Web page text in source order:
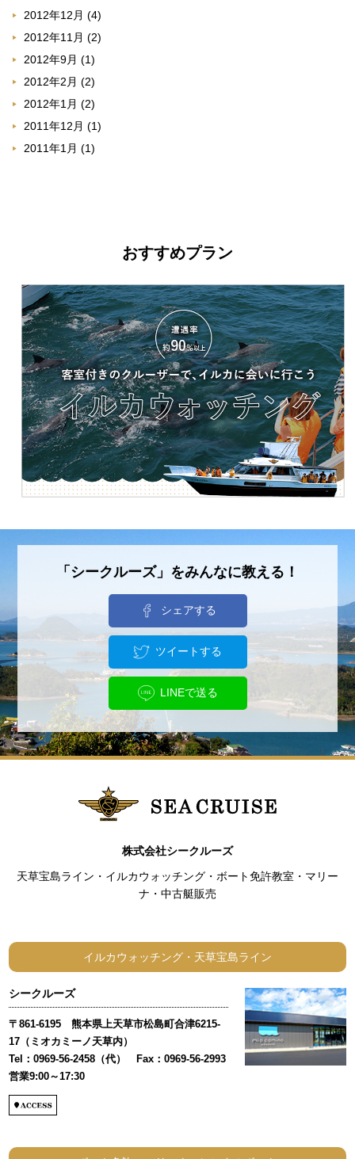
2012年12月 (4)
2012年11月 (2)
2012年9月 (1)
2012年2月 (2)
2012年1月 (2)
2011年12月 (1)
2011年1月 (1)
おすすめプラン
「シークルーズ」をみんなに教える！
シェアする
ツイートする
LINEで送る
株式会社シークルーズ
天草宝島ライン・イルカウォッチング・ボート免許教室・マリー
ナ・中古艇販売
イルカウォッチング・天草宝島ライン
シークルーズ
〒861-6195 熊本県上天草市松島町合津6215-
17（ミオカミーノ天草内）
Tel：0969-56-2458（代） Fax：0969-56-2993
営業9:00～17:30